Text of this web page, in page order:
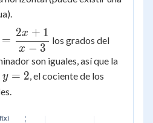
=
x − 3
2x + 1
los grados del
son iguales, así que la
y
=
y = 2, el cociente de los
f(x)